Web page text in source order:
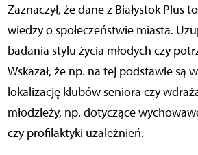
Zaznaczył, że dane z Białystok Plus
wiedzy o społeczeństwie miasta.
badania stylu życia młodych czy
Wskazał, że np. na tej podstawie są
lokalizację klubów seniora czy
młodzieży, np. dotyczące
czy profilaktyki uzależnień.